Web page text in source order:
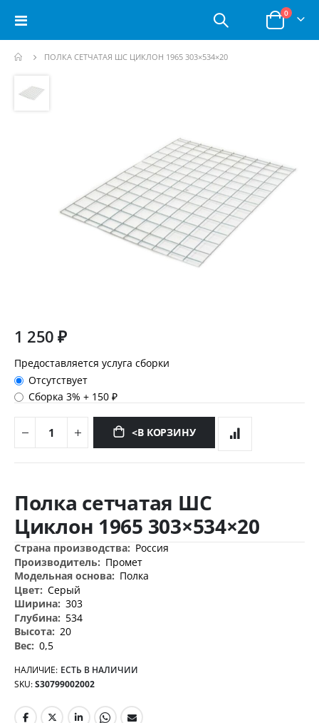
Toggle
Корзина
0позиции
ПОЛКА СЕТЧАТАЯ ШС ЦИКЛОН 1965 303×534×20
и
перейти
1 250 ₽
Предоставляется услуга сборки
Отсутствует
Сборка 3%+ 150 ₽
<В КОРЗИНУ
к
началу
изображений
Полка сетчатая ШС
Циклон 1965 303×534×20
Дополнительная
информация
Россия
Промет
Полка
Серый
303
534
20
0,5
НАЛИЧИЕ: ЕСТЬ В НАЛИЧИИ
SKU S30799002002